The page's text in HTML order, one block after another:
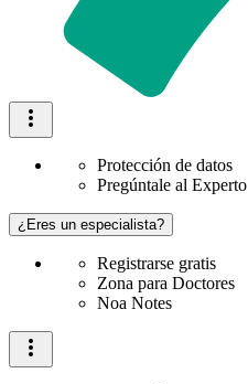
Protección de datos
Pregúntale al Experto
¿Eres un especialista?
Registrarse gratis
Zona para Doctores
Noa Notes